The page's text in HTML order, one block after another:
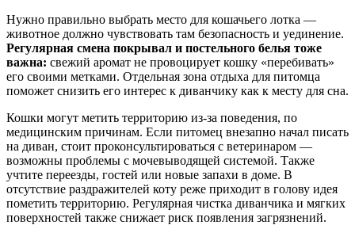
Нужно правильно выбрать место для кошачьего лотка —
животное должно чувствовать там безопасность и уединение.
Регулярная смена покрывал и постельного белья тоже
важна: свежий аромат не провоцирует кошку «перебивать»
его своими метками. Отдельная зона отдыха для питомца
поможет снизить его интерес к диванчику как к месту для сна.
Кошки могут метить территорию из-за поведения, по
медицинским причинам. Если питомец внезапно начал писать
на диван, стоит проконсультироваться с ветеринаром —
возможны проблемы с мочевыводящей системой. Также
учтите переезды, гостей или новые запахи в доме. В
отсутствие раздражителей коту реже приходит в голову идея
пометить территорию. Регулярная чистка диванчика и мягких
поверхностей также снижает риск появления загрязнений.